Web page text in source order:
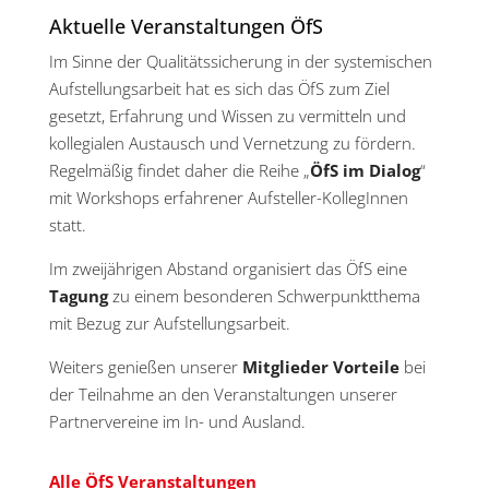
Aktuelle Veranstaltungen ÖfS
Im Sinne der Qualitätssicherung in der systemischen
Aufstellungsarbeit hat es sich das ÖfS zum Ziel
gesetzt, Erfahrung und Wissen zu vermitteln und
kollegialen Austausch und Vernetzung zu fördern.
Regelmäßig findet daher die Reihe „ÖfS im Dialog“
mit Workshops erfahrener Aufsteller-KollegInnen
statt.
Im zweijährigen Abstand organisiert das ÖfS eine
Tagungzu einem besonderen Schwerpunktthema
mit Bezug zur Aufstellungsarbeit.
Weiters genießen unserer Mitglieder Vorteilebei
der Teilnahme an den Veranstaltungen unserer
Partnervereine im In- und Ausland.
Alle ÖfS Veranstaltungen